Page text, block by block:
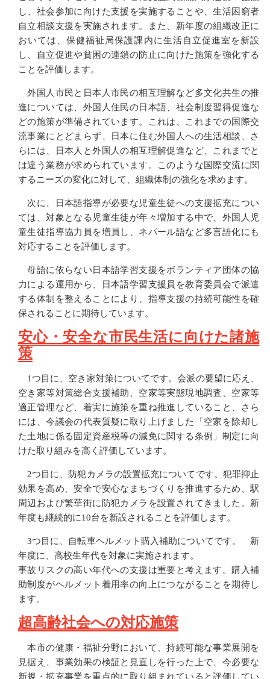
し、社会参加に向けた支援を実施することや、生活困窮者
自立相談支援を実施されます。また、新年度の組織改正に
おいては、保健福祉局保護課内に生活自立促進室を新設
し、自立促進や貧困の連鎖の防止に向けた施策を強化する
ことを評価します。
外国人市民と日本人市民の相互理解など多文化共生の推
進については、外国人住民の日本語、社会制度習得促進な
どの施策が準備されています。これは、これまでの国際交
流事業にとどまらず、日本に住む外国人への生活相談、さ
らには、日本人と外国人の相互理解促進など、これまでと
は違う業務が求められています。このような国際交流に関
するニーズの変化に対して、組織体制の強化を求めます。
次に、日本語指導が必要な児童生徒への支援拡充につい
ては、対象となる児童生徒が年々増加する中で、外国人児
童生徒指導協力員を増員し、ネパール語など多言語化にも
対応することを評価します。
母語に依らない日本語学習支援をボランティア団体の協
力による運用から、日本語学習支援員を教育委員会で派遣
する体制を整えることにより、指導支援の持続可能性を確
保されることに期待しています。
安心・安全な市民生活に向けた諸施
策
1つ目に、空き家対策についてです。会派の要望に応え、
空き家等対策総合支援補助、空家等実態現地調査、空家等
適正管理など、着実に施策を重ね推進していること、さら
には、今議会の代表質疑に取り上げました「空家を除却し
た土地に係る固定資産税等の減免に関する条例」制定に向
けた取り組みを高く評価しています。
2つ目に、防犯カメラの設置拡充についてです。犯罪抑止
効果を高め、安全で安心なまちづくりを推進するため、駅
周辺および繁華街に防犯カメラを設置されてきました。新
年度も継続的に10台を新設されることを評価します。
3つ目に、自転車ヘルメット購入補助についてです。 新
年度に、高校生年代を対象に実施されます。
事故リスクの高い年代への支援は重要と考えます。購入補
助制度がヘルメット着用率の向上につながることを期待し
ます。
超高齢社会への対応施策
本市の健康・福祉分野において、持続可能な事業展開を
見据え、事業効果の検証と見直しを行った上で、今必要な
新規・拡充事業を重点的に取り組まれていると評価してい